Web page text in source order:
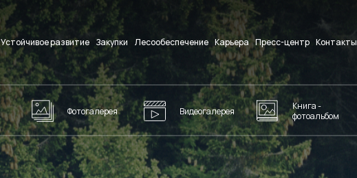
Устойчивое развитие Закупки Лесообеспечение Карьера Пресс-центр Контакты
Фотогалерея Видеогалерея
Книга -
фотоальбом